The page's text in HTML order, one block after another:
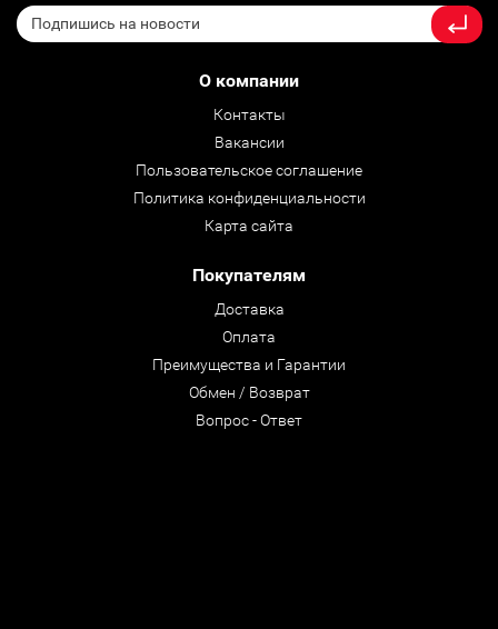
О компании
Контакты
Вакансии
Пользовательское соглашение
Политика конфиденциальности
Карта сайта
Покупателям
Доставка
Оплата
Преимущества и Гарантии
Обмен / Возврат
Вопрос - Ответ